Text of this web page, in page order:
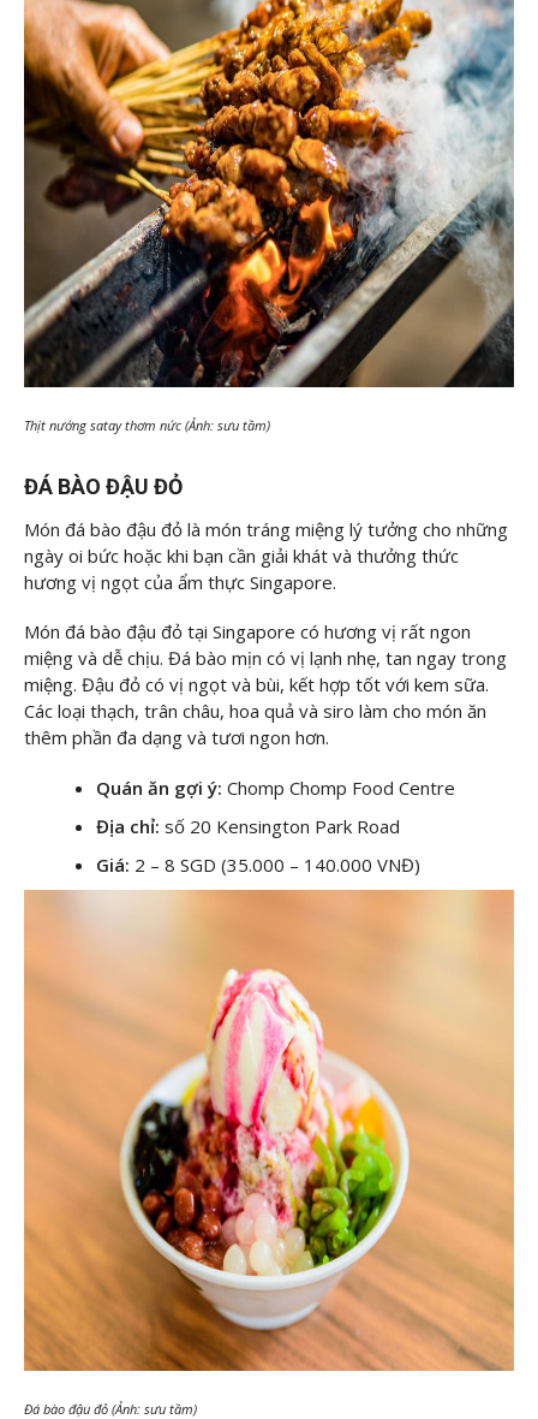
Thịt nướng satay thơm nức (Ảnh: sưu tầm)
ĐÁ BÀO ĐẬU ĐỎ
Món đá bào đậu đỏ là món tráng miệng lý tưởng cho những
ngày oi bức hoặc khi bạn cần giải khát và thưởng thức
hương vị ngọt của ẩm thực Singapore.
Món đá bào đậu đỏ tại Singapore có hương vị rất ngon
miệng và dễ chịu. Đá bào mịn có vị lạnh nhẹ, tan ngay trong
miệng. Đậu đỏ có vị ngọt và bùi, kết hợp tốt với kem sữa.
Các loại thạch, trân châu, hoa quả và siro làm cho món ăn
thêm phần đa dạng và tươi ngon hơn.
Quán ăn gợi ý: Chomp Chomp Food Centre
Địa chỉ: số 20 Kensington Park Road
Giá: 2 – 8 SGD (35.000 – 140.000 VNĐ)
Đá bào đậu đỏ (Ảnh: sưu tầm)